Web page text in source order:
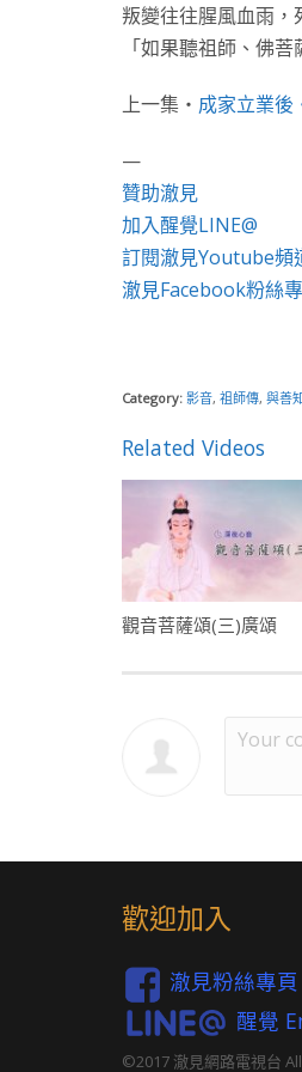
叛變往往腥風血雨，
「如果聽祖師、佛
上一集・ 成家立業後
—
贊助澈見
加入醒覺LINE@
訂閱澈見Youtube頻
澈見Facebook粉絲
Category: 影音, 祖師傳, 與善
Related Videos
觀音菩薩頌(三)廣頌
歡迎加入
澈見粉絲專頁
醒覺
©2017 澈見網路電視台